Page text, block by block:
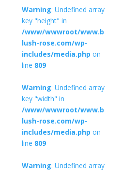
Warning: Undefined array
key "height" in
/www/wwwroot/www.b
lush-rose.com/wp-
includes/media.php on
line 809
Warning: Undefined array
key "width" in
/www/wwwroot/www.b
lush-rose.com/wp-
includes/media.php on
line 809
Warning: Undefined array